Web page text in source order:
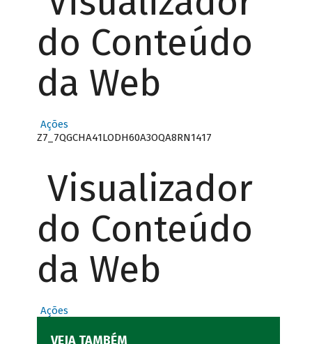
do Conteúdo
da Web
Ações
Z7_7QGCHA41LODH60A3OQA8RN1417
Visualizador
do Conteúdo
da Web
Ações
VEJA TAMBÉM